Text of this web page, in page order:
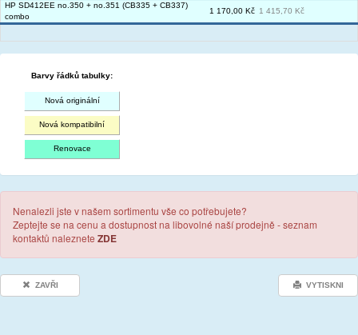
HP SD412EE no.350 + no.351 (CB335 + CB337)
combo
1 170,00 Kč 1 415,70 Kč
Barvy řádků tabulky:
Nová originální
Nová kompatibilní
Renovace
Nenalezli jste v našem sortimentu vše co potřebujete?
Zeptejte se na cenu a dostupnost na libovolné naší prodejně - seznam
kontaktů naleznete ZDE
ZAVŘI VYTISKNI